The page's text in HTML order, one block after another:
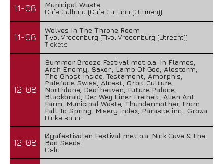
11-08
Municipal Waste
Cafe Calluna (Cafe Calluna (Ommen))
11-08
Wolves In The Throne Room
TivoliVredenburg (TivoliVredenburg (Utrecht))
Tickets
12-08
Summer Breeze Festival met o.a. In Flames,
Arch Enemy, Saxon, Lamb Of God, Alestorm,
The Ghost Inside, Testament, Amorphis,
Paleface Swiss, Alcest, Orbit Culture,
Northlane, Deafheaven, Future Palace,
Blackbraid, Der Weg Einer Freiheit, Alien Ant
Farm, Municipal Waste, Thundermother, From
Fall To Spring, Misery Index, Parasite inc., Groza
Dinkelsbühl
12-08
Øyafestivalen Festival met o.a. Nick Cave & the
Bad Seeds
Oslo